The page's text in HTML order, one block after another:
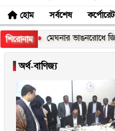
হোম সর্বশেষ কর্পোরেট
শিরোনামমেঘনার ভাঙনরোধে জিও
▐অর্থ-বাণিজ্য